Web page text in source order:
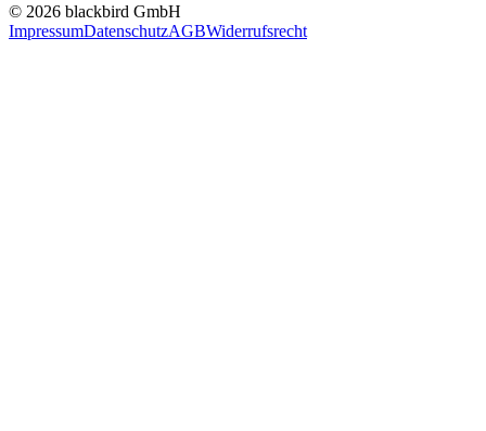
© 2026 blackbird GmbH
ImpressumDatenschutzAGBWiderrufsrecht